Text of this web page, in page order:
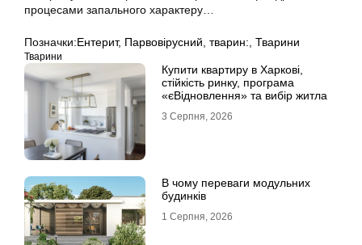
процесами запального характеру…
Позначки:Ентерит, Парвовірусний тварин: Тварини
Тварини
Купити квартиру в Харкові,
стійкість ринку, програма
«єВідновлення» та вибір житла
3 Серпня, 2026
В чому переваги модульних
будинків
1 Серпня, 2026